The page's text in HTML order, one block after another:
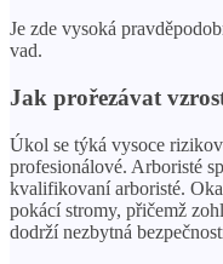
Je zde vysoká
vad.
Jak prořezávat
Úkol se týká vysoce
profesionálové. Arboristé
kvalifikovaní arboristé.
pokácí stromy, přičemž
dodrží nezbytná